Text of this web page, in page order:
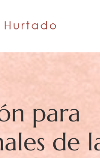
para
de